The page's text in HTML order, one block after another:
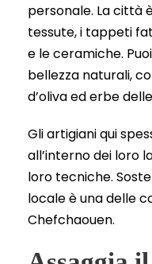
personale. La città
tessute, i tappeti
e le ceramiche.
bellezza naturali,
d’oliva ed erbe
Gli artigiani qui
all’interno dei loro
loro tecniche.
locale è una delle
Chefchaouen.